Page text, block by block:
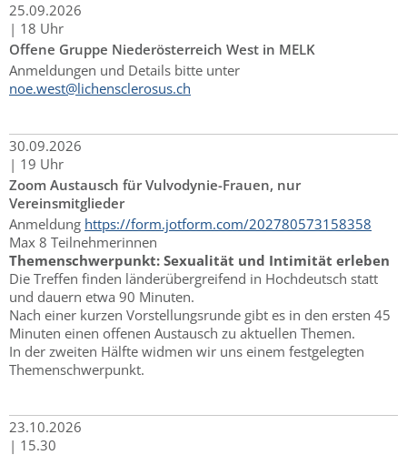
25.09.2026
| 18 Uhr
Offene Gruppe Niederösterreich West in MELK
Anmeldungen und Details bitte unter
noe.west@lichensclerosus.ch
30.09.2026
| 19 Uhr
Zoom Austausch für Vulvodynie-Frauen, nur
Vereinsmitglieder
Anmeldung https://form.jotform.com/202780573158358
Max 8 Teilnehmerinnen
Themenschwerpunkt: Sexualität und Intimität erleben
Die Treffen finden länderübergreifend in Hochdeutsch statt
und dauern etwa 90 Minuten.
Nach einer kurzen Vorstellungsrunde gibt es in den ersten 45
Minuten einen offenen Austausch zu aktuellen Themen.
In der zweiten Hälfte widmen wir uns einem festgelegten
Themenschwerpunkt.
23.10.2026
| 15.30